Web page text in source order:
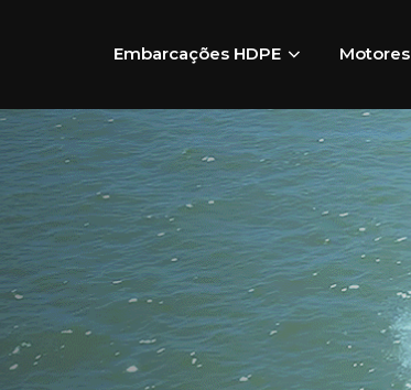
Embarcações HDPE Motores